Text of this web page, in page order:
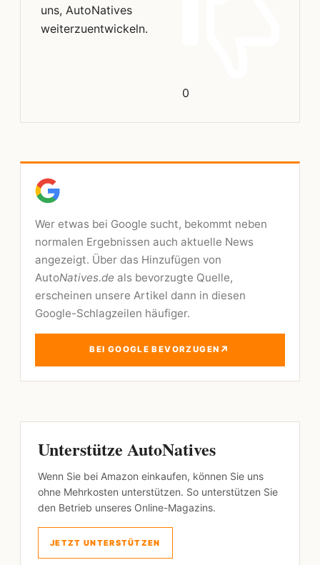
uns, AutoNatives
weiterzuentwickeln.
0
Wer etwas bei Google sucht, bekommt neben
normalen Ergebnissen auch aktuelle News
angezeigt. Über das Hinzufügen von
AutoNatives.de als bevorzugte Quelle,
erscheinen unsere Artikel dann in diesen
Google-Schlagzeilen häufiger.
BEI GOOGLE BEVORZUGEN ↗
Unterstütze AutoNatives
Wenn Sie bei Amazon einkaufen, können Sie uns
ohne Mehrkosten unterstützen. So unterstützen Sie
den Betrieb unseres Online-Magazins.
JETZT UNTERSTÜTZEN